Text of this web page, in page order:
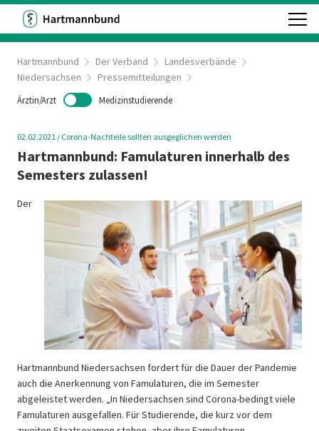
Hartmannbund Der Verband
Landesverbände
Niedersachsen
Pressemitteilungen
Ärztin/Arzt Medizinstudierende
02.02.2021 / Corona-Nachteile sollten ausgeglichen werden
Hartmannbund: Famulaturen innerhalb des
Semesters zulassen!
Der
Hartmannbund Niedersachsen fordert für die Dauer der Pandemie
auch die Anerkennung von Famulaturen, die im Semester
abgeleistet werden. „In Niedersachsen sind Corona-bedingt viele
Famulaturen ausgefallen. Für Studierende, die kurz vor dem